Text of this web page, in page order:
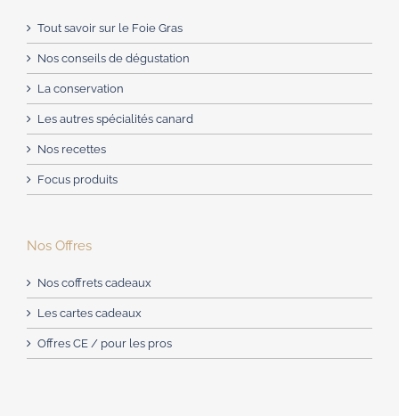
Tout savoir sur le Foie Gras
Nos conseils de dégustation
La conservation
Les autres spécialités canard
Nos recettes
Focus produits
Nos Offres
Nos coffrets cadeaux
Les cartes cadeaux
Offres CE / pour les pros